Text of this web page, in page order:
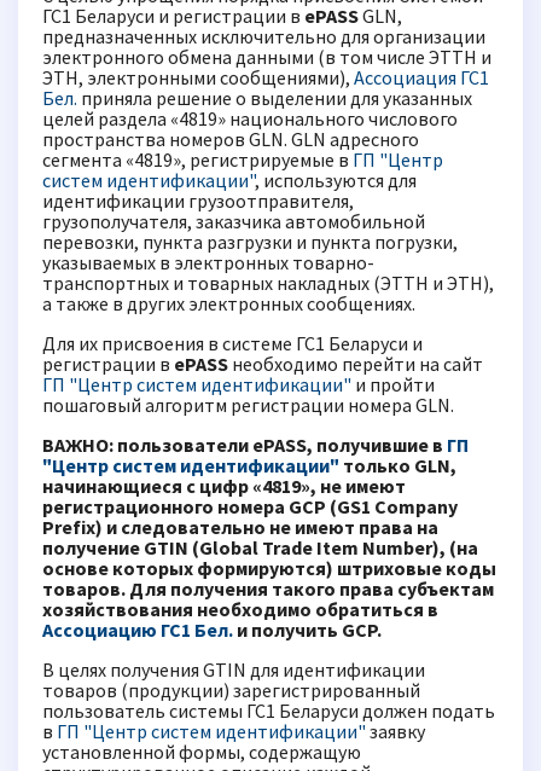
ГС1 Беларуси и регистрации в ePASSGLN,
предназначенных исключительно для организации
электронного обмена данными (в том числе ЭТТН и
ЭТН, электронными сообщениями), Ассоциация ГС1
Бел. приняла решение о выделении для указанных
целей раздела «4819» национального числового
пространства номеров GLN. GLN адресного
сегмента «4819», регистрируемые в ГП "Центр
систем идентификации", используются для
идентификации грузоотправителя,
грузополучателя, заказчика автомобильной
перевозки, пункта разгрузки и пункта погрузки,
указываемых в электронных товарно-
транспортных и товарных накладных (ЭТТН и ЭТН),
а также в других электронных сообщениях.
Для их присвоения в системе ГС1 Беларуси и
регистрации в ePASS необходимо перейти на сайт
ГП "Центр систем идентификации" и пройти
пошаговый алгоритм регистрации номера GLN.
ВАЖНО: пользователи ePASS, получившие в ГП
"Центр систем идентификации" только GLN,
начинающиеся с цифр «4819», не имеют
регистрационного номера GCP (GS1 Company
Prefix) и следовательно не имеют права на
получение GTIN (Global Trade Item Number), (на
основе которых формируются) штриховые коды
товаров. Для получения такого права субъектам
хозяйствования необходимо обратиться в
Ассоциацию ГС1 Бел. и получить GCP.
В целях получения GTIN для идентификации
товаров (продукции) зарегистрированный
пользователь системы ГС1 Беларуси должен подать
в ГП "Центр систем идентификации" заявку
установленной формы, содержащую